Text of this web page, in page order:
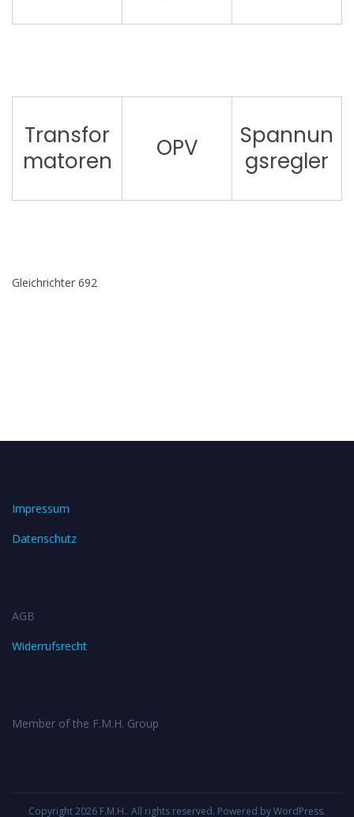
Transfor
matoren
OPV
Spannun
gsregler
Gleichrichter 692
Impressum
Datenschutz
AGB
Widerrufsrecht
Member of the F.M.H. Group
Copyright 2026 F.M.H.. All rights reserved. Powered byWordPress.